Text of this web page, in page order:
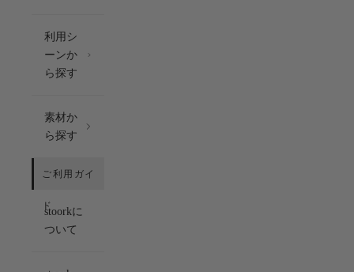
利用シ
ーンか
ら探す
素材か
ら探す
stoorkに
ついて